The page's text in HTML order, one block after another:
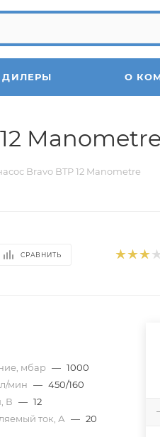
ДИЛЕРЫ О
Manometre
Bravo BTP 12 Manometre
СРАВНИТЬ
мбар — 1000
мин — 450/160
В — 12
ток, А — 20